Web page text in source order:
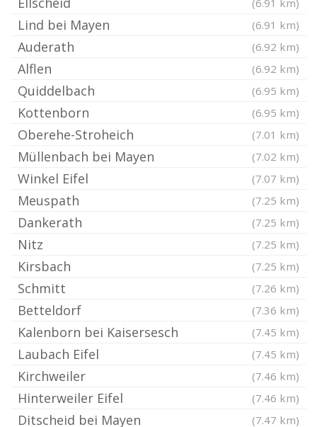
(6.91 km)
Lind bei Mayen (6.91 km)
Auderath (6.92 km)
Alflen (6.92 km)
Quiddelbach (6.95 km)
Kottenborn (6.95 km)
Oberehe-Stroheich (7.01 km)
Müllenbach bei Mayen (7.02 km)
Winkel Eifel (7.07 km)
Meuspath (7.25 km)
Dankerath (7.25 km)
Nitz (7.25 km)
Kirsbach (7.25 km)
Schmitt (7.26 km)
Betteldorf (7.36 km)
Kalenborn bei Kaisersesch (7.45 km)
Laubach Eifel (7.45 km)
Kirchweiler (7.46 km)
Hinterweiler Eifel (7.46 km)
Ditscheid bei Mayen (7.47 km)